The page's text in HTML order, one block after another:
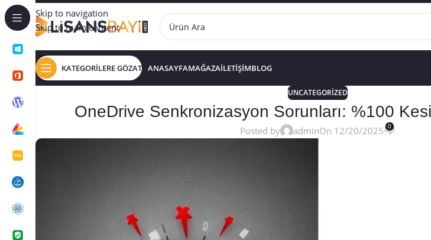
Skip to navigation
Skip to main content
KATEGORİLERE GÖZAT ANASAYFAMAĞAZAİLETİŞİMBLOG
UNCATEGORIZED
OneDrive Senkronizasyon Sorunları: %100
Posted by adminOn 12/20/2025 0